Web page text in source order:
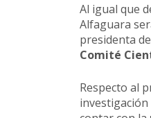
Al igual que
Alfaguara
presidenta
Comité
Respecto al
Somos una
lucro que
cetáceos y
Correo: